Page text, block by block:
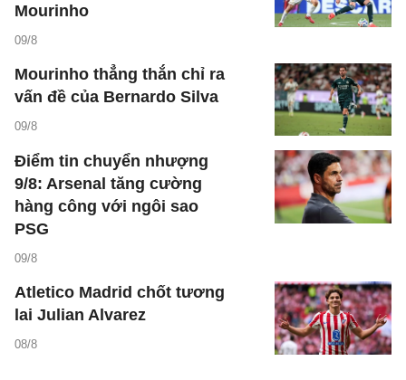
Mourinho
09/8
Mourinho thẳng thắn chỉ ra
vấn đề của Bernardo Silva
09/8
Điểm tin chuyển nhượng
9/8: Arsenal tăng cường
hàng công với ngôi sao
PSG
09/8
Atletico Madrid chốt tương
lai Julian Alvarez
08/8